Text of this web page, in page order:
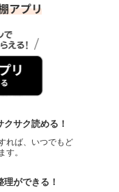
サク読める！
れば、いつでもど
。
ができる！